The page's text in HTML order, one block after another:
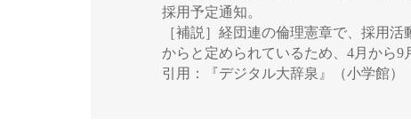
採用予定通知。
［補説］経団連の倫理憲章で、採用
からと定められているため、4月から9
引用：『デジタル大辞泉』（小学館）